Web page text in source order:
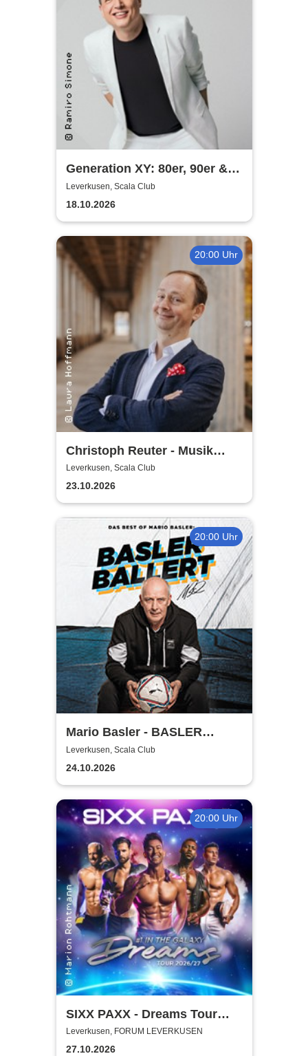
Generation XY: 80er, 90er &
das Leben heute - Die
Comedy-Show mit Olaf Bossi
Leverkusen, Scala Club
18.10.2026
20:00 Uhr
Christoph Reuter - Musik
macht sexy! (außer manche)
Leverkusen, Scala Club
23.10.2026
20:00 Uhr
Mario Basler - BASLER
BALLERT - Best of
Leverkusen, Scala Club
24.10.2026
20:00 Uhr
SIXX PAXX - Dreams Tour
2026/27
Leverkusen, FORUM LEVERKUSEN
27.10.2026